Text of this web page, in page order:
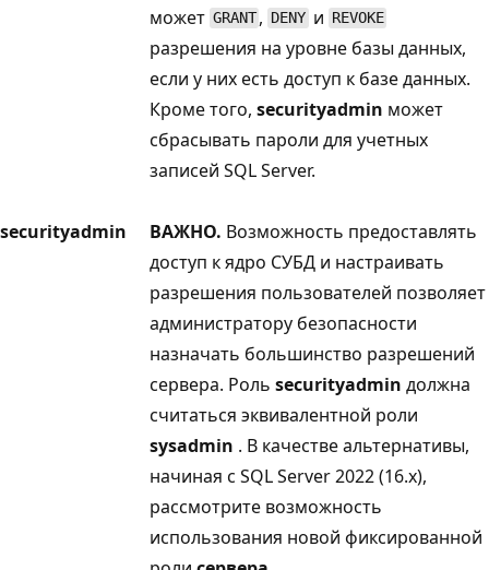
securityadmin
может GRANT , DENYи REVOKE
разрешения на уровне базы данных,
если у них есть доступ к базе данных.
Кроме того, securityadmin может
сбрасывать пароли для учетных
записей SQL Server.
ВАЖНО. Возможность предоставлять
доступ к ядро СУБД и настраивать
разрешения пользователей позволяет
администратору безопасности
назначать большинство разрешений
сервера. Роль securityadmin должна
считаться эквивалентной роли
sysadmin . В качестве альтернативы,
начиная с SQL Server 2022 (16.x),
рассмотрите возможность
использования новой фиксированной